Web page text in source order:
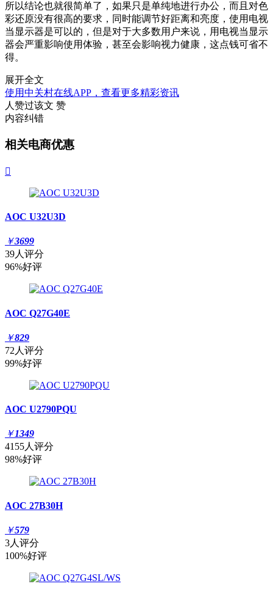
所以结论也就很简单了，如果只是单纯地进行办公，而且对色
彩还原没有很高的要求，同时能调节好距离和亮度，使用电视
当显示器是可以的，但是对于大多数用户来说，用电视当显示
器会严重影响使用体验，甚至会影响视力健康，这点钱可省不
得。
展开全文
使用中关村在线APP，查看更多精彩资讯
人赞过该文 赞
内容纠错
相关电商优惠

AOC U32U3D
￥3699
39人评分
96%好评
AOC Q27G40E
￥829
72人评分
99%好评
AOC U2790PQU
￥1349
4155人评分
98%好评
AOC 27B30H
￥579
3人评分
100%好评